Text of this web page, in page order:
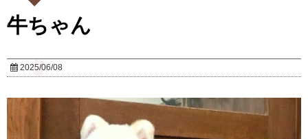
牛ちゃん
2025/06/08